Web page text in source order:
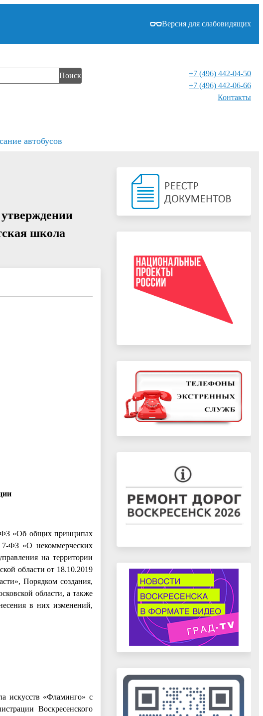
Версия для слабовидящих
Поиск
+7 (496) 442-04-50
+7 (496) 442-06-66
Контакты⁠
автобусов
школа
ФЗ «Об общих принципах
ФЗ «О некоммерческих
на территории
области от 18.10.2019
Порядком создания,
области, а также
в них изменений,
искусств «Фламинго» с
Воскресенского